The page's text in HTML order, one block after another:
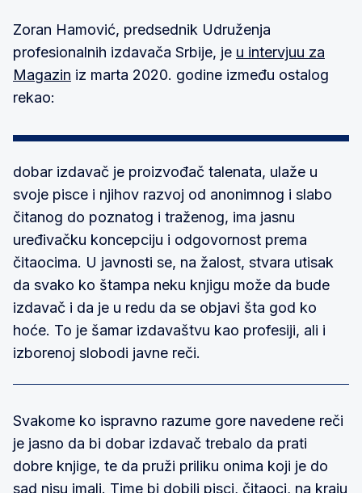
Zoran Hamović, predsednik Udruženja
profesionalnih izdavača Srbije, je u intervjuu za
Magazin iz marta 2020. godine između ostalog
rekao:
dobar izdavač je proizvođač talenata, ulaže u
svoje pisce i njihov razvoj od anonimnog i slabo
čitanog do poznatog i traženog, ima jasnu
uređivačku koncepciju i odgovornost prema
čitaocima. U javnosti se, na žalost, stvara utisak
da svako ko štampa neku knjigu može da bude
izdavač i da je u redu da se objavi šta god ko
hoće. To je šamar izdavaštvu kao profesiji, ali i
izborenoj slobodi javne reči.
Svakome ko ispravno razume gore navedene reči
je jasno da bi dobar izdavač trebalo da prati
dobre knjige, te da pruži priliku onima koji je do
sad nisu imali. Time bi dobili pisci, čitaoci, na kraju